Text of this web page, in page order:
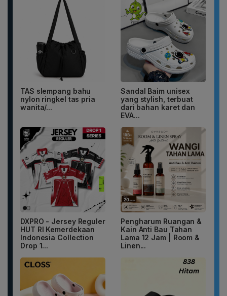
TAS slempang bahu
nylon ringkel tas pria
wanita/...
Sandal Baim unisex
yang stylish, terbuat
dari bahan karet dan
EVA...
DXPRO - Jersey Reguler
HUT RI Kemerdekaan
Indonesia Collection
Drop 1...
Pengharum Ruangan &
Kain Anti Bau Tahan
Lama 12 Jam | Room &
Linen...